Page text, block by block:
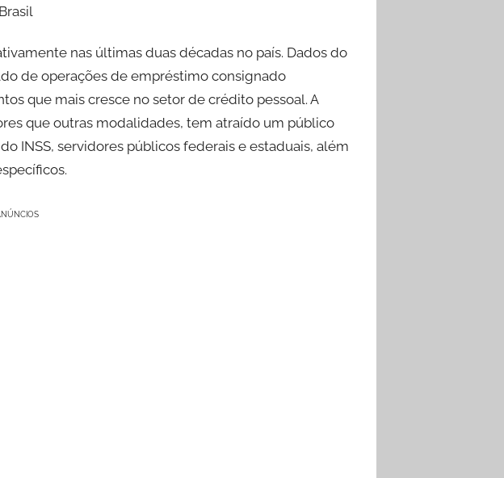
nas últimas duas décadas no país. Dados do
de operações de empréstimo consignado
que mais cresce no setor de crédito pessoal. A
que outras modalidades, tem atraído um público
INSS, servidores públicos federais e estaduais, além